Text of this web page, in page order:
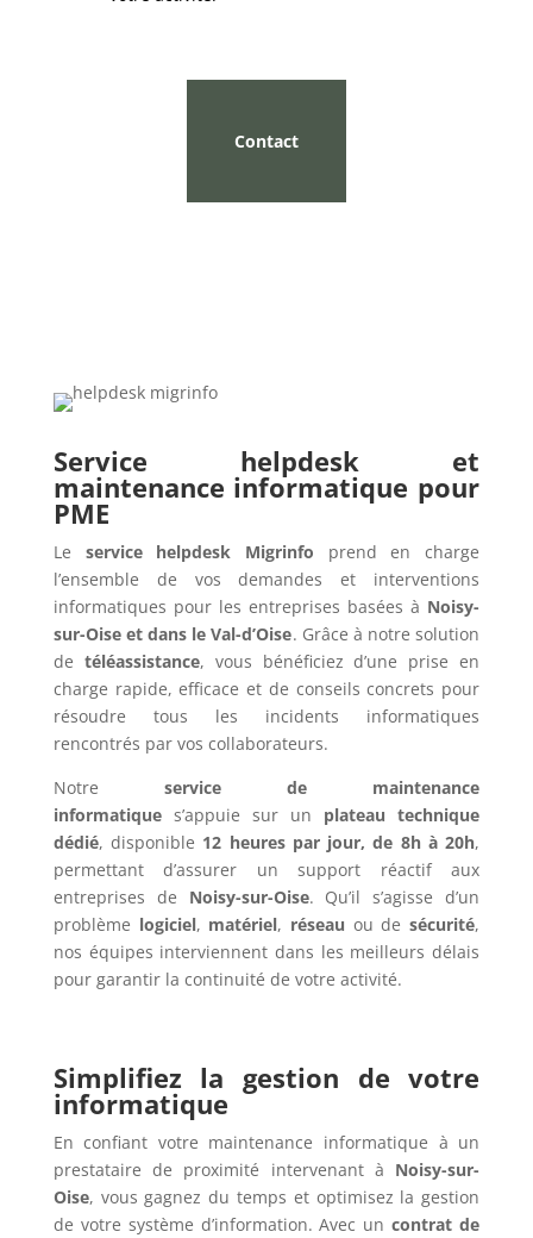
Contact
Service helpdesk et
maintenance informatique pour
PME
Le service helpdesk Migrinfo prend en charge
l’ensemble de vos demandes et interventions
informatiques pour les entreprises basées à Noisy-
sur-Oise et dans le Val-d’Oise. Grâce à notre solution
de téléassistance, vous bénéficiez d’une prise en
charge rapide, efficace et de conseils concrets pour
résoudre tous les incidents informatiques
rencontrés par vos collaborateurs.
Notre service de maintenance
informatiques’appuie sur un plateau technique
dédié, disponible 12 heures par jour, de 8h à 20h,
permettant d’assurer un support réactif aux
entreprises de Noisy-sur-Oise. Qu’il s’agisse d’un
problème logiciel, matériel, réseau ou desécurité,
nos équipes interviennent dans les meilleurs délais
pour garantir la continuité de votre activité.
Simplifiez la gestion de votre
informatique
En confiant votre maintenance informatique à un
prestataire de proximité intervenant à Noisy-sur-
Oise, vous gagnez du temps et optimisez la gestion
de votre système d’information. Avec uncontrat de